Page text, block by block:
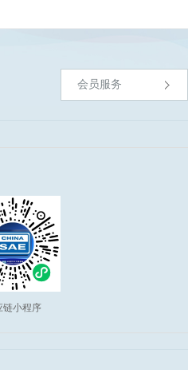
会员服务
链小程序